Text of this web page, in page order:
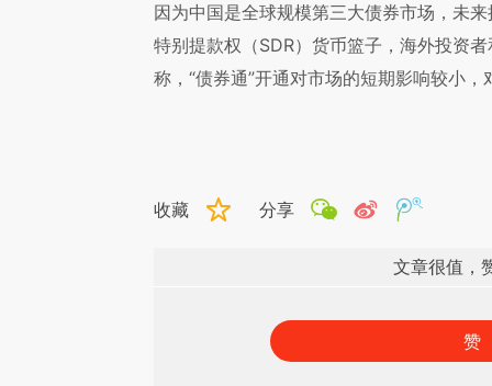
因为中国是全球规模第三大债券市场，未
特别提款权（SDR）货币篮子，海外投资
称，“债券通”开通对市场的短期影响较小
收藏 分享
文章很值，
赞